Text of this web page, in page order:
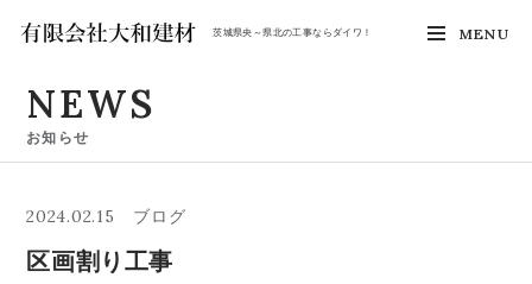
茨城県央～県北の工事ならダイワ！ MENU
NEWS
お知らせ
2024.02.15 ブログ
区画割り工事